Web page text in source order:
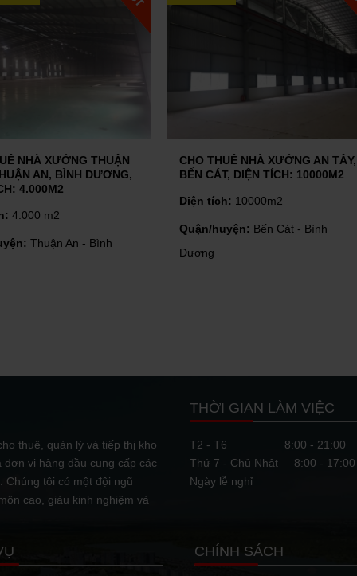
ĐỘNG SẢN
chiến lược khác mà các nhà
với một tài sản bất động sản...
như thế nào? Ra sao?
tư, Bình Phước có nhiều tiềm
chuyển sản xuất từ Trung Quốc,
các nhà sản xuất từ châu Âu
NHÀ XƯỞNG AN TÂY,
DIỆN TÍCH: 10000M2
CHO THUÊ NHÀ XƯỞNG
AN, BÌNH DƯƠNG, DIỆN
thuê, quản lý và tiếp thị kho
vị hàng đầu cung cấp các
Chúng tôi có một đội ngũ
cao, giàu kinh nghiệm và
THỜI GIAN LÀM VIỆC
T2 - T6
8:00 - 21:00
Thứ 7 - Chủ Nhật
8:00 - 17:00
Ngày lễ nghỉ
CHÍNH SÁCH